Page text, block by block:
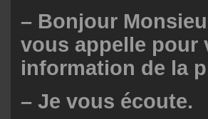
– Bonjour
vous appelle pour
information de la
– Je vous écoute.